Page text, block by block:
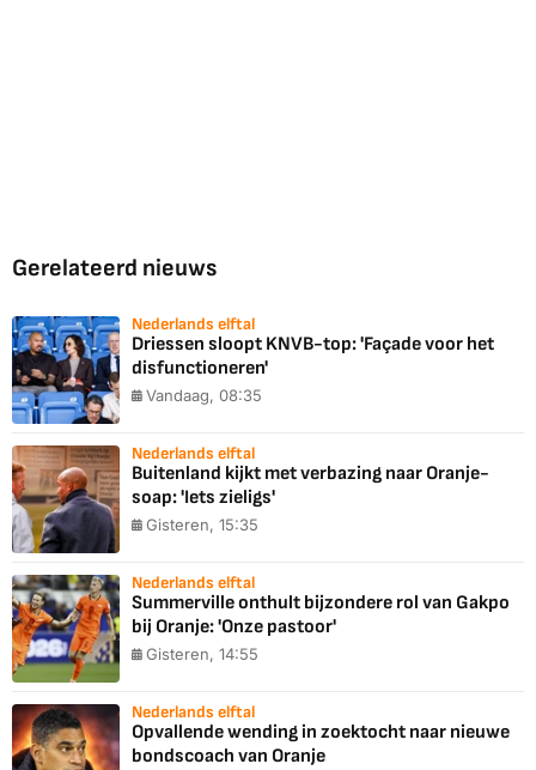
Gerelateerd nieuws
Nederlands elftal
Driessen sloopt KNVB-top: 'Façade voor het
disfunctioneren'
Vandaag, 08:35
Nederlands elftal
Buitenland kijkt met verbazing naar Oranje-
soap: 'Iets zieligs'
Gisteren, 15:35
Nederlands elftal
Summerville onthult bijzondere rol van Gakpo
bij Oranje: 'Onze pastoor'
Gisteren, 14:55
Nederlands elftal
Opvallende wending in zoektocht naar nieuwe
bondscoach van Oranje